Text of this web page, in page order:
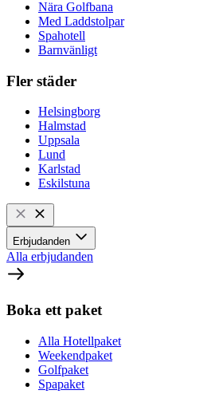
Nära Golfbana
Med Laddstolpar
Spahotell
Barnvänligt
Fler städer
Helsingborg
Halmstad
Uppsala
Lund
Karlstad
Eskilstuna
Erbjudanden
Alla erbjudanden
Boka ett paket
Alla Hotellpaket
Weekendpaket
Golfpaket
Spapaket